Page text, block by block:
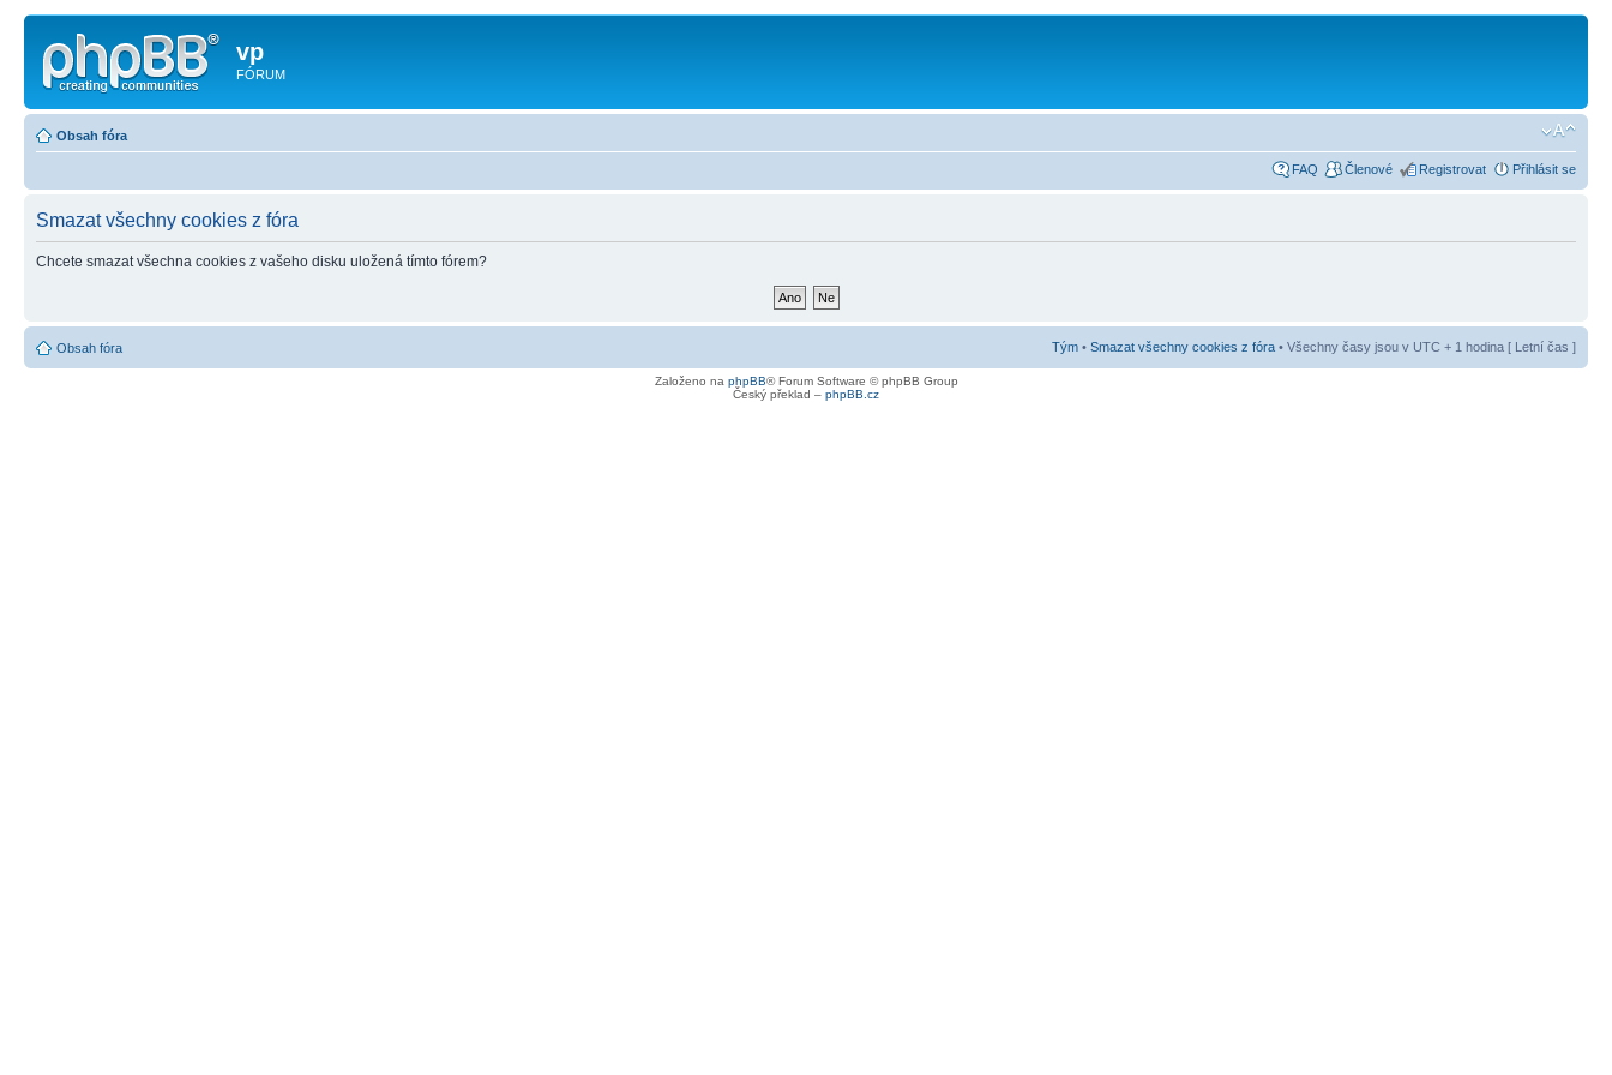
vp
FÓRUM
Obsah fóra
FAQ Členové Registrovat Přihlásit se
Smazat všechny cookies z fóra
Chcete smazat všechna cookies z vašeho disku uložená tímto fórem?
Obsah fóra Tým • Smazat všechny cookies z fóra • Všechny časy jsou v UTC + 1 hodina [ Letní čas ]
Založeno na phpBB® Forum Software © phpBB Group
Český překlad – phpBB.cz